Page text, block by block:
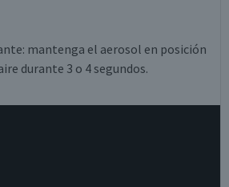
mantenga el aerosol en posición
durante 3 o 4 segundos.